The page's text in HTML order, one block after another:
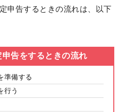
申告するときの流れは、以下
告をするときの流れ
準備する
行う